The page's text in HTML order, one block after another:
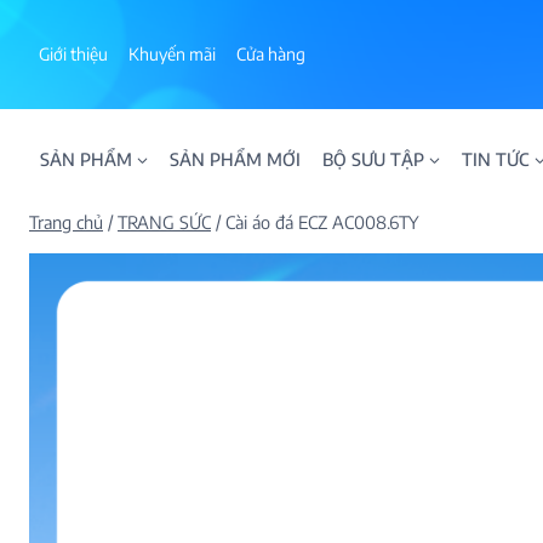
Giới thiệu Khuyến mãi Cửa hàng
SẢN PHẨM SẢN PHẨM MỚI BỘ SƯU TẬP TIN TỨC
Trang chủ /TRANG SỨC /Cài áo đá ECZ AC008.6TY